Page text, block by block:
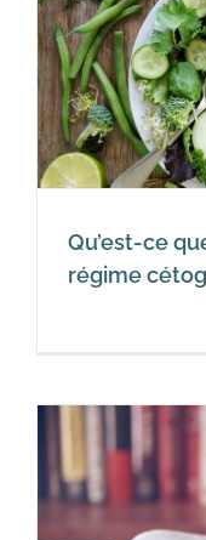
Qu’est-ce
régime